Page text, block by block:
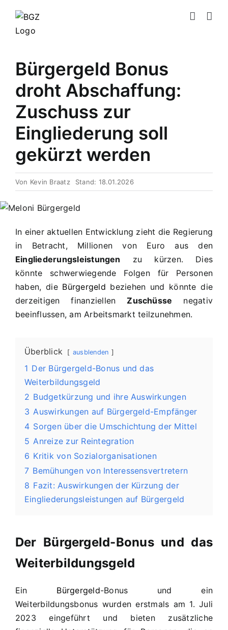
Inhalt
springen
Bürgergeld Bonus
droht Abschaffung:
Zuschuss zur
Eingliederung soll
gekürzt werden
Von Kevin Braatz Stand: 18.01.2026
In einer aktuellen Entwicklung zieht die Regierung
in Betracht, Millionen von Euro aus den
Eingliederungsleistungen zu kürzen. Dies
könnte schwerwiegende Folgen für Personen
haben, die Bürgergeld beziehen und könnte die
derzeitigen finanziellenZuschüsse negativ
beeinflussen, am Arbeitsmarkt teilzunehmen.
Überblick ausblenden
1 Der Bürgergeld-Bonus und das
Weiterbildungsgeld
2 Budgetkürzung und ihre Auswirkungen
3 Auswirkungen auf Bürgergeld-Empfänger
4 Sorgen über die Umschichtung der Mittel
5 Anreize zur Reintegration
6 Kritik von Sozialorganisationen
7 Bemühungen von Interessensvertretern
8 Fazit: Auswirkungen der Kürzung der
Eingliederungsleistungen auf Bürgergeld
Der Bürgergeld-Bonus und das
Weiterbildungsgeld
Ein Bürgergeld-Bonus und ein
Weiterbildungsbonus wurden erstmals am 1. Juli
2023 eingeführt und bieten zusätzliche